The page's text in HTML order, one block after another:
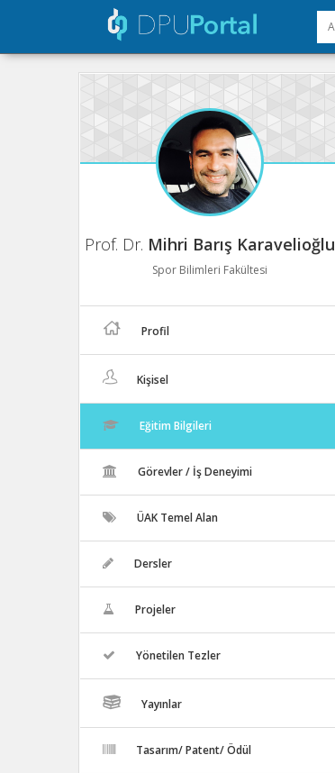
Prof. Dr. Mihri Barış Karavelioğlu
Spor Bilimleri Fakültesi
Profil
Kişisel
Eğitim Bilgileri
Görevler / İş Deneyimi
ÜAK Temel Alan
Dersler
Projeler
Yönetilen Tezler
Yayınlar
Tasarım/ Patent/ Ödül